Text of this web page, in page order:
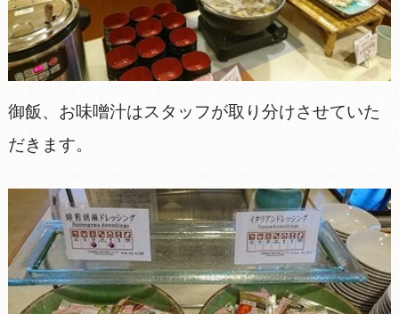
御飯、お味噌汁はスタッフが取り分けさせていた
だきます。